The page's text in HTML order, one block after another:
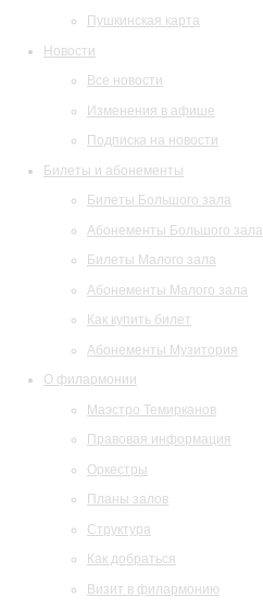
Пушкинская карта
Новости
Все новости
Изменения в афише
Подписка на новости
Билеты и абонементы
Билеты Большого зала
Абонементы Большого зала
Билеты Малого зала
Абонементы Малого зала
Как купить билет
Абонементы Музитория
О филармонии
Маэстро Темирканов
Правовая информация
Оркестры
Планы залов
Структура
Как добраться
Визит в филармонию